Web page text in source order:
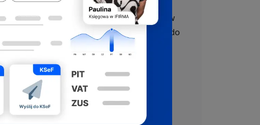
Oferujemy bezpłatne wsparcie w
całym procesie rejestracji firmy do
CEIDG, US, ZUS i VAT.
Skorzystaj z darmowej pomocy,
którą oferujemy w ramach
Ogólnopolskiego Programu
Wspierania Przedsiębiorczości.